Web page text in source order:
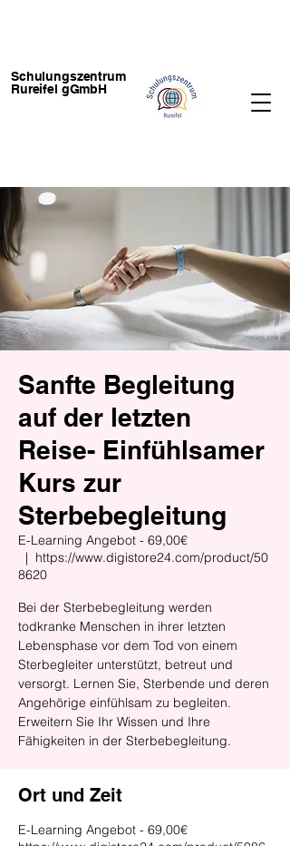
Schulungszentrum
Rureifel gGmbH
Sanfte Begleitung
auf der letzten
Reise- Einfühlsamer
Kurs zur
Sterbebegleitung
E-Learning Angebot - 69,00€
  |
https://www.digistore24.com/product/50
8620
Bei der Sterbebegleitung werden
todkranke Menschen in ihrer letzten
Lebensphase vor dem Tod von einem
Sterbegleiter unterstützt, betreut und
versorgt. Lernen Sie, Sterbende und deren
Angehörige einfühlsam zu begleiten.
Erweitern Sie Ihr Wissen und Ihre
Fähigkeiten in der Sterbebegleitung.
Ort und Zeit
E-Learning Angebot - 69,00€